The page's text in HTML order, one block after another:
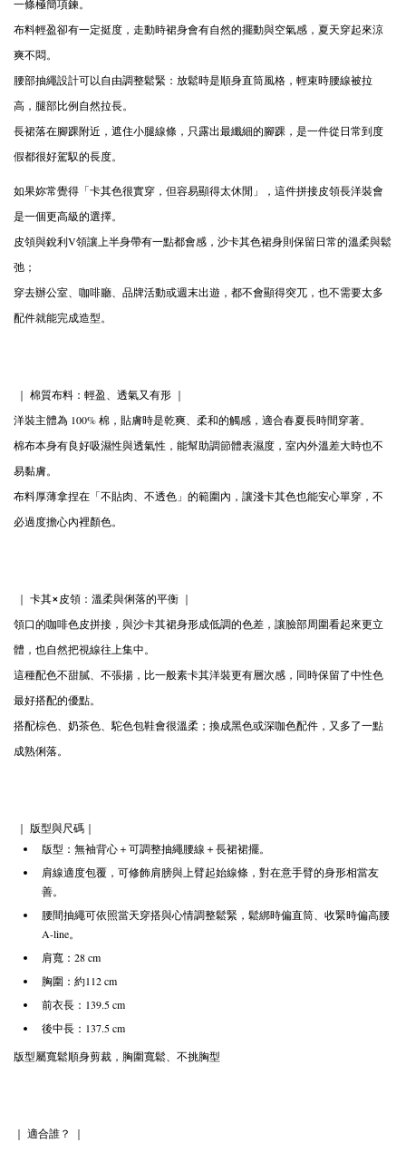
一條極簡項鍊。
布料輕盈卻有一定挺度，走動時裙身會有自然的擺動與空氣感，夏天穿起來涼
爽不悶。
腰部抽繩設計可以自由調整鬆緊：放鬆時是順身直筒風格，輕束時腰線被拉
高，腿部比例自然拉長。
長裙落在腳踝附近，遮住小腿線條，只露出最纖細的腳踝，是一件從日常到度
假都很好駕馭的長度。
如果妳常覺得「卡其色很實穿，但容易顯得太休閒」，這件拼接皮領長洋裝會
是一個更高級的選擇。
皮領與銳利V領讓上半身帶有一點都會感，沙卡其色裙身則保留日常的溫柔與鬆
弛；
穿去辦公室、咖啡廳、品牌活動或週末出遊，都不會顯得突兀，也不需要太多
配件就能完成造型。
｜ 棉質布料：輕盈、透氣又有形 ｜
洋裝主體為 100% 棉，貼膚時是乾爽、柔和的觸感，適合春夏長時間穿著。
棉布本身有良好吸濕性與透氣性，能幫助調節體表濕度，室內外溫差大時也不
易黏膚。
布料厚薄拿捏在「不貼肉、不透色」的範圍內，讓淺卡其色也能安心單穿，不
必過度擔心內裡顏色。
｜ 卡其×皮領：溫柔與俐落的平衡 ｜
領口的咖啡色皮拼接，與沙卡其裙身形成低調的色差，讓臉部周圍看起來更立
體，也自然把視線往上集中。
這種配色不甜膩、不張揚，比一般素卡其洋裝更有層次感，同時保留了中性色
最好搭配的優點。
搭配棕色、奶茶色、駝色包鞋會很溫柔；換成黑色或深咖色配件，又多了一點
成熟俐落。
｜ 版型與尺碼｜
版型：無袖背心＋可調整抽繩腰線＋長裙裙擺。
肩線適度包覆，可修飾肩膀與上臂起始線條，對在意手臂的身形相當友
善。
腰間抽繩可依照當天穿搭與心情調整鬆緊，鬆綁時偏直筒、收緊時偏高腰
A-line。
肩寬：28 cm
胸圍：約112 cm
前衣長：139.5 cm
後中長：137.5 cm
版型屬寬鬆順身剪裁，胸圍寬鬆、不挑胸型
｜ 適合誰？ ｜